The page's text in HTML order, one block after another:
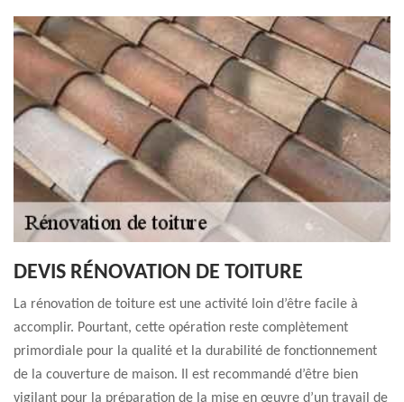
DEVIS RÉNOVATION DE TOITURE
La rénovation de toiture est une activité loin d’être facile à
accomplir. Pourtant, cette opération reste complètement
primordiale pour la qualité et la durabilité de fonctionnement
de la couverture de maison. Il est recommandé d’être bien
vigilant pour la préparation de la mise en œuvre d’un travail de